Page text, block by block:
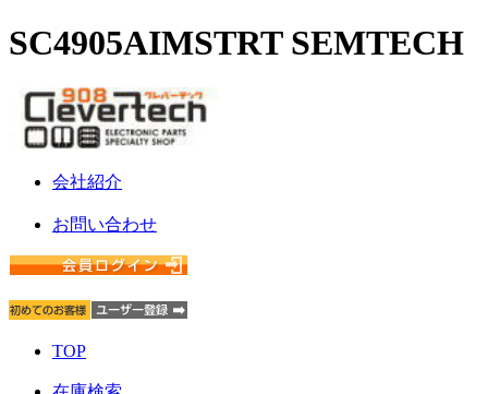
SC4905AIMSTRT SEMTECH
会社紹介
お問い合わせ
TOP